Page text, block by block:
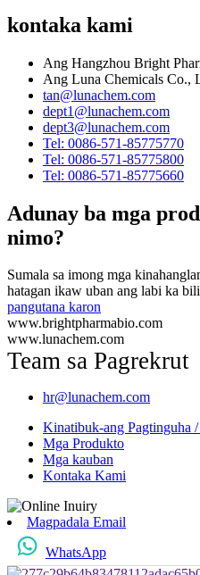
kontaka kami
Ang Hangzhou Bright
Ang Luna Chemicals Co.,
tan@lunachem.com
dept1@lunachem.com
dept3@lunachem.com
Tel: 0086-571-85775770
Tel: 0086-571-85775800
Tel: 0086-571-85775660
Adunay ba mga
nimo?
Sumala sa imong mga
hatagan ikaw uban ang labi ka
pangutana karon
www.brightpharmabio.com
www.lunachem.com
Team sa Pagrekrut
hr@lunachem.com
Kinatibuk-ang Pagtinguha
Mga Produkto
Mga kauban
Kontaka Kami
Magpadala Email
WhatsApp